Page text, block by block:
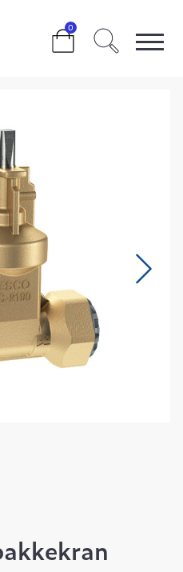
0
INNSTIKK DY25/DN20